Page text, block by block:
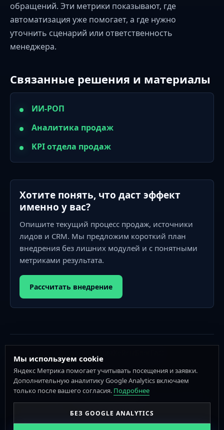
обращений. Эти метрики показывают, где
автоматизация уже помогает, а где нужно
уточнить сценарий или ответственность
менеджера.
Связанные решения и материалы
ИИ-РОП
Аналитика продаж
KPI отдела продаж
Хотите понять, что даст эффект
именно у вас?
Опишите текущий процесс продаж, источники
лидов и CRM. Мы предложим короткий план
внедрения без лишних модулей и с понятными
метриками результата.
Рассчитать внедрение
sites@saleswhisper.pro
КейсыБлогРешения
Мы используем cookie
Яндекс Метрика помогает учитывать посещения и заявки.
Дополнительную аналитику Google Analytics включаем
только после вашего согласия. Подробнее
БЕЗ GOOGLE ANALYTICS